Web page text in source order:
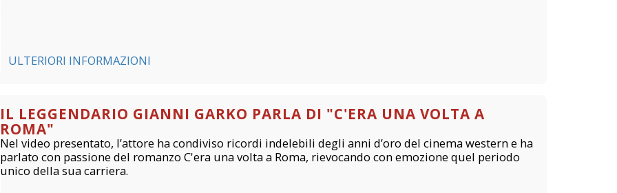
ULTERIORI INFORMAZIONI
IL LEGGENDARIO GIANNI GARKO PARLA DI "C'ERA UNA VOLTA A
ROMA"
Nel video presentato, l’attore ha condiviso ricordi indelebili degli anni d’oro del cinema western e ha
parlato con passione del romanzo C'era una volta a Roma, rievocando con emozione quel periodo
unico della sua carriera.